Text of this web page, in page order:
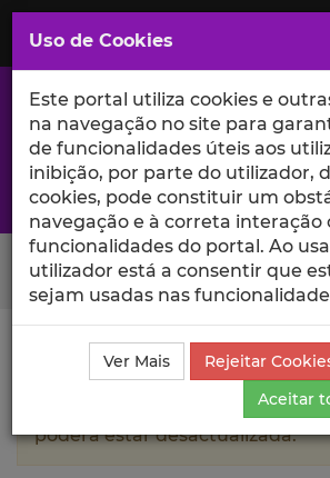
Saltar
para
Conteúdo
Principal
A excelência da investigação e ciência
Search Button
Ciência_Iscte Autores Rita Dantas
A informação contida neste
poderá estar desactualizada.
Uso de Cookies
Este portal utiliza cookies e
na navegação no site para
de funcionalidades úteis aos
inibição, por parte do utilizador,
cookies, pode constituir um
navegação e à correta interação
funcionalidades do portal. Ao
utilizador está a consentir que
sejam usadas nas
Ver Mais
Rejeitar
Aceitar